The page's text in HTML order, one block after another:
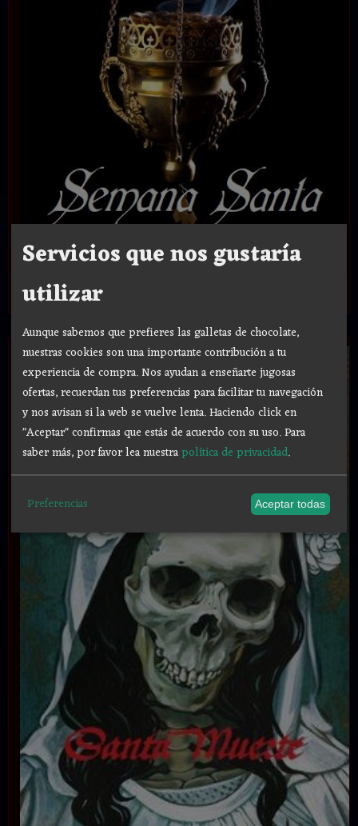
Oferta Semana Santa
Servicios que nos gustaría
utilizar
Aunque sabemos que prefieres las galletas de chocolate,
nuestras cookies son una importante contribución a tu
experiencia de compra. Nos ayudan a enseñarte jugosas
ofertas, recuerdan tus preferencias para facilitar tu navegación
y nos avisan si la web se vuelve lenta. Haciendo click en
"Aceptar" confirmas que estás de acuerdo con su uso.Para
saber más, por favor lea nuestrapolítica de privacidad.
Preferencias Aceptar todas